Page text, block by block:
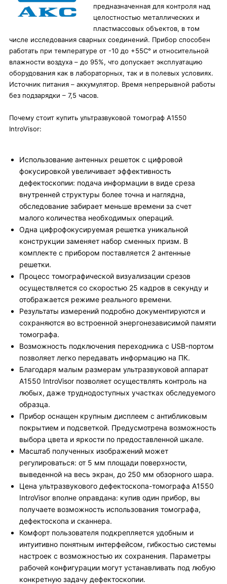
предназначенная для контроля над
целостностью металлических и
пластмассовых объектов, в том
числе исследования сварных соединений. Прибор способен
работать при температуре от -10 до +55С° и относительной
влажности воздуха – до 95%, что допускает эксплуатацию
оборудования как в лабораторных, так и в полевых условиях.
Источник питания – аккумулятор. Время непрерывной работы
без подзарядки – 7,5 часов.
Почему стоит купить ультразвуковой томограф А1550
IntroVisor:
Использование антенных решеток с цифровой
фокусировкой увеличивает эффективность
дефектоскопии: подача информации в виде среза
внутренней структуры более точна и наглядна,
обследование забирает меньше времени за счет
малого количества необходимых операций.
Одна цифрофокусируемая решетка уникальной
конструкции заменяет набор сменных призм. В
комплекте с прибором поставляется 2 антенные
решетки.
Процесс томографической визуализации срезов
осуществляется со скоростью 25 кадров в секунду и
отображается режиме реального времени.
Результаты измерений подробно документируются и
сохраняются во встроенной энергонезависимой памяти
томографа.
Возможность подключения переходника с USB-портом
позволяет легко передавать информацию на ПК.
Благодаря малым размерам ультразвуковой аппарат
А1550 IntroVisor позволяет осуществлять контроль на
любых, даже труднодоступных участках обследуемого
образца.
Прибор оснащен крупным дисплеем с антибликовым
покрытием и подсветкой. Предусмотрена возможность
выбора цвета и яркости по предоставленной шкале.
Масштаб полученных изображений может
регулироваться: от 5 мм площади поверхности,
выведенной на весь экран, до 250 мм обзорного шара.
Цена ультразвукового дефектоскопа-томографа А1550
IntroVisor вполне оправдана: купив один прибор, вы
получаете возможность использования томографа,
дефектоскопа и сканнера.
Комфорт пользователя подкрепляется удобным и
интуитивно понятным интерфейсом, гибкостью системы
настроек с возможностью их сохранения. Параметры
рабочей конфигурации могут устанавливать под любую
конкретную задачу дефектоскопии.